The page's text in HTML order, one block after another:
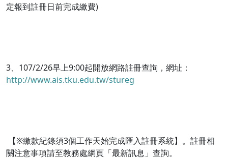
定報到註冊日前完成繳費)
3、107/2/26早上9:00起開放網路註冊查詢，網址：
http://www.ais.tku.edu.tw/stureg
【※繳款紀錄須3個工作天始完成匯入註冊系統】。註冊相
關注意事項請至教務處網頁「最新訊息」查詢。